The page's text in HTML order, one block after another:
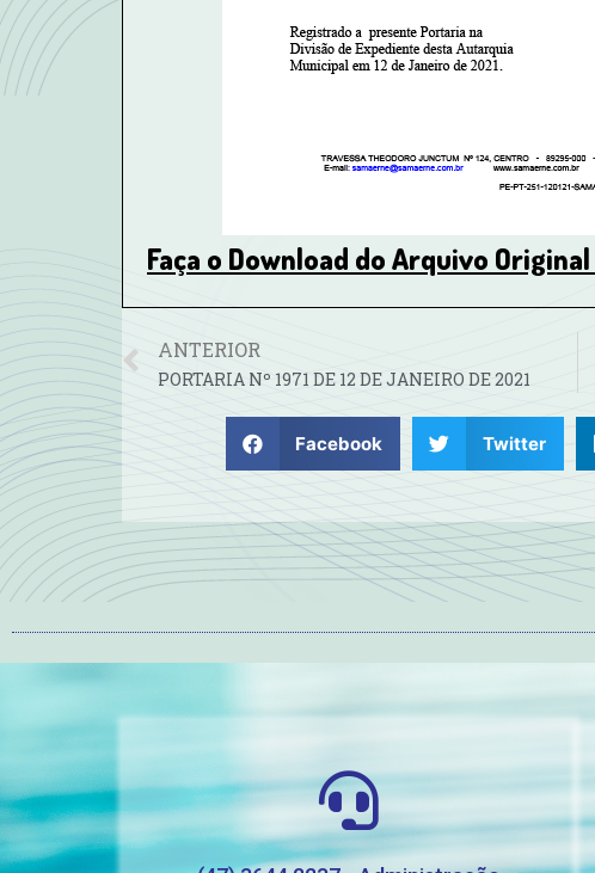
Faça o Download do Arquivo Original
ANTERIOR
PORTARIA Nº 1971 DE 12 DE JANEIRO DE 2021
Facebook Twitter